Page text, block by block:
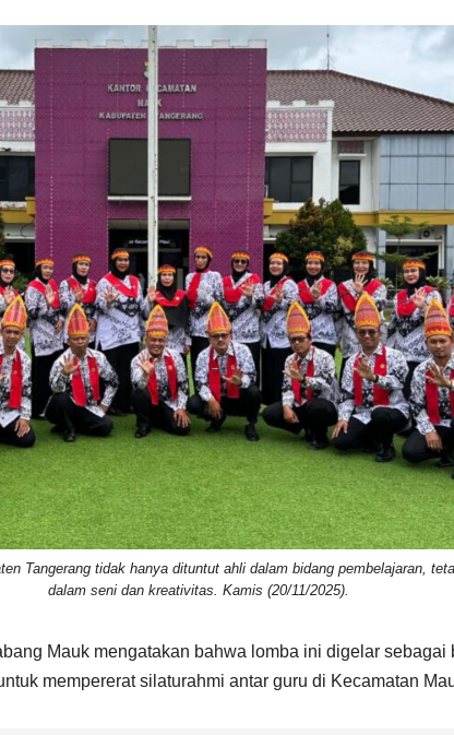
Tangerang tidak hanya dituntut ahli dalam bidang pembelajaran,
dalam seni dan kreativitas. Kamis (20/11/2025).
Mauk mengatakan bahwa lomba ini digelar sebagai
mempererat silaturahmi antar guru di Kecamatan